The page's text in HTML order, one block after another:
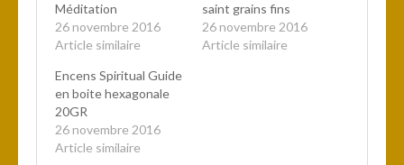
Méditation
26 novembre 2016
Article similaire
saint grains fins
26 novembre 2016
Article similaire
Encens Spiritual Guide
en boite hexagonale
20GR
26 novembre 2016
Article similaire